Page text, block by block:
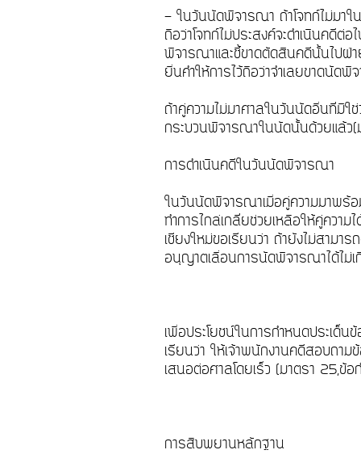
- ในวันนัดพิจารณา ถ้าโจทก์ไม่มาใ
ถือว่าโจทก์ไม่ประสงค์จะดำเนินคดี
พิจารณาและชี้ขาดตัดสินคดีนั้นไปฝ่า
ยื่นคำให้การไว้ถือว่าจำเลยขาดนั
ถ้าคู่ความไม่มาศาลในวันนัดอื่นที่มิ
กระบวนพิจารณาในนัดนั้นด้วยแล้
การดำเนินคดีในวันนัดพิจารณา
ในวันนัดพิจารณาเมื่อคู่ความมาพร้
ทำการไกล่เกลี่ยช่วยเหลือให้คู่ควา
เชียงใหม่ขอเรียนว่า ถ้ายังไม่สามา
อนุญาตเลื่อนการนัดพิจารณาได้ไม่
เพื่อประโยชน์ในการกำหนดประเด็
เรียนว่า ให้เจ้าพนักงานคดีสอบถาม
เสนอต่อศาลโดยเร็ว (มาตรา 25,
การสืบพยานหลักฐาน